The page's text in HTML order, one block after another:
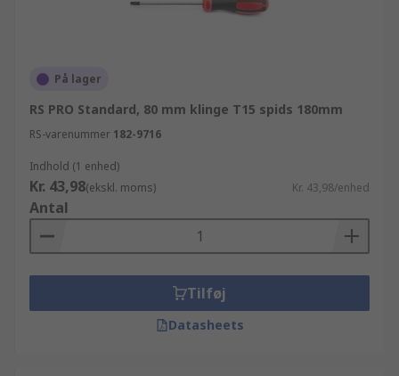
På lager
RS PRO Standard, 80 mm klinge T15 spids 180mm
RS-varenummer 182-9716
Indhold (1 enhed)
Kr. 43,98(ekskl. moms) Kr. 43,98/enhed
Antal
Tilføj
Datasheets